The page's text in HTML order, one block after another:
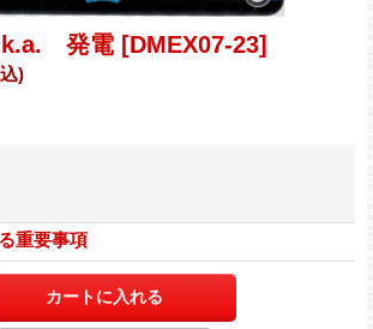
発電 [DMEX07-23]
)
重要事項